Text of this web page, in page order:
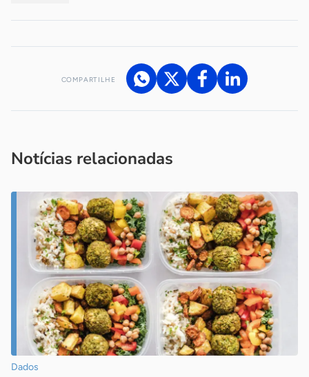
COMPARTILHE
Notícias relacionadas
Dados